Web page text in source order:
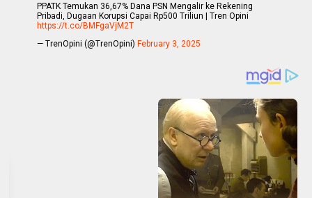
PPATK Temukan 36,67% Dana PSN Mengalir ke Rekening
Pribadi, Dugaan Korupsi Capai Rp500 Triliun | Tren Opini
https://t.co/BMFgaVjM2T
— TrenOpini (@TrenOpini)February 3, 2025